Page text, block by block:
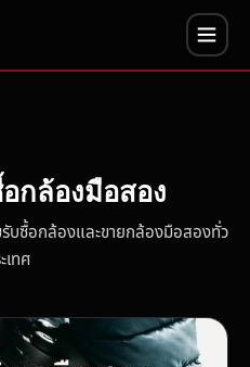
กล้องมือสอง
บซื้อกล้องและขายกล้องมือสองทั่ว
เทศ